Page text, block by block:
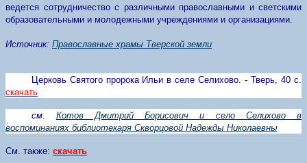
ведется сотрудничество с различными православными и светскими
образовательными и молодежными учреждениями и организациями.
Источник: Православные храмы Тверской земли
Церковь Святого пророка Ильи в селе Селихово. - Тверь, 40 с.
скачать
см. Котов Дмитрий Борисович и село Селихово в
воспоминаниях библиотекаря Скворцовой Надежды Николаевны
См. также: скачать